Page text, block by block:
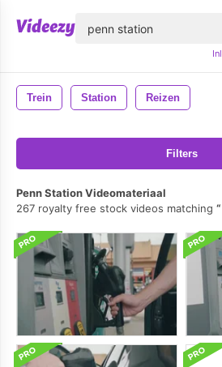
Trein Station Reizen
Filters
Penn Station Videomateriaal
267 royalty free stock videos matching